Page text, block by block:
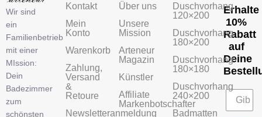
Wir sind
ein
Familienbetrieb
mit einer
MIssion:
Dein
Badezimmer
zum
schönsten
Kontakt
Mein
Konto
Warenkorb
Zahlung,
Versand
&
Retoure
Newsletteranmeldung
Über uns
Unsere
Mission
Arteneur
Magazin
Künstler
Affiliate
Markenbotschafter
Duschvorhang
120×200
Duschvorhang
180×200
Duschvorhang
180×180
Duschvorhang
240×200
Badmatten
Erhalte
10%
Rabatt
auf
Deine